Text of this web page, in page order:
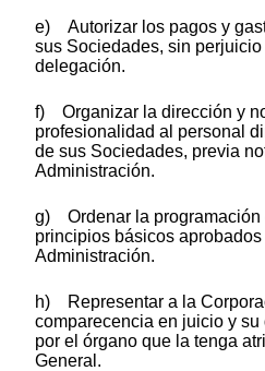
e) Autorizar los pagos y
sus Sociedades, sin
delegación.
f) Organizar la dirección y
profesionalidad al personal
de sus Sociedades, previa
Administración.
g) Ordenar la programación
principios básicos
Administración.
h) Representar a la
comparecencia en juicio y
por el órgano que la tenga
General.